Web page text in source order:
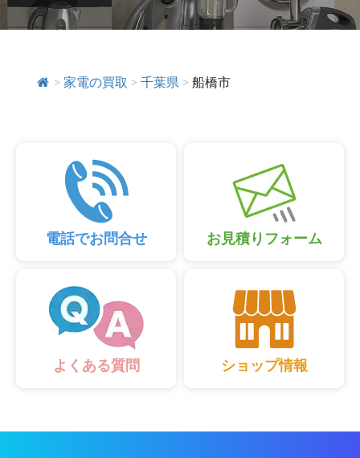
> 家電の買取 > 千葉県 > 船橋市
電話でお問合せ お見積りフォーム
よくある質問 ショップ情報